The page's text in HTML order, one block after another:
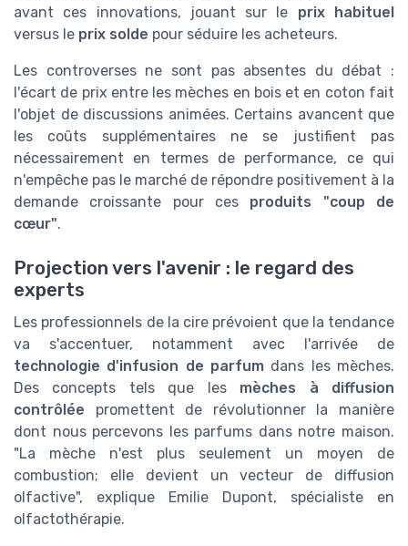
avant ces innovations, jouant sur le prix habituel
versus le prix solde pour séduire les acheteurs.
Les controverses ne sont pas absentes du débat :
l'écart de prix entre les mèches en bois et en coton fait
l'objet de discussions animées. Certains avancent que
les coûts supplémentaires ne se justifient pas
nécessairement en termes de performance, ce qui
n'empêche pas le marché de répondre positivement à la
demande croissante pour ces produits "coup de
cœur".
Projection vers l'avenir : le regard des
experts
Les professionnels de la cire prévoient que la tendance
va s'accentuer, notamment avec l'arrivée de
technologie d'infusion de parfum dans les mèches.
Des concepts tels que les mèches à diffusion
contrôlée promettent de révolutionner la manière
dont nous percevons les parfums dans notre maison.
"La mèche n'est plus seulement un moyen de
combustion; elle devient un vecteur de diffusion
olfactive", explique Emilie Dupont, spécialiste en
olfactothérapie.